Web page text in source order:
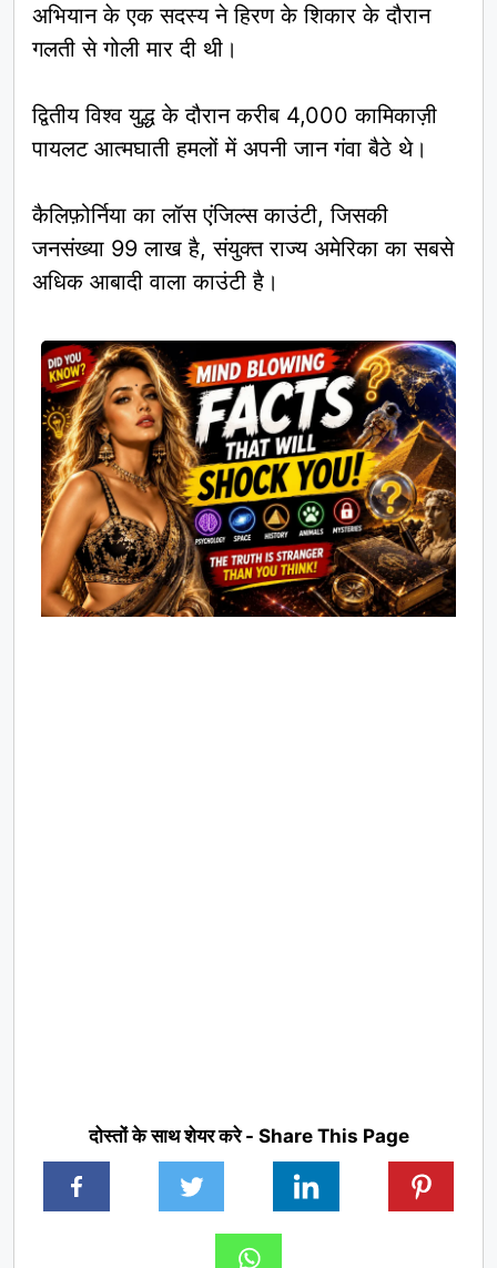
अभियान के एक सदस्य ने हिरण के शिकार के दौरान
गलती से गोली मार दी थी।
द्वितीय विश्व युद्ध के दौरान करीब 4,000 कामिकाज़ी
पायलट आत्मघाती हमलों में अपनी जान गंवा बैठे थे।
कैलिफ़ोर्निया का लॉस एंजिल्स काउंटी, जिसकी
जनसंख्या 99 लाख है, संयुक्त राज्य अमेरिका का सबसे
अधिक आबादी वाला काउंटी है।
दोस्तों के साथ शेयर करे - Share This Page